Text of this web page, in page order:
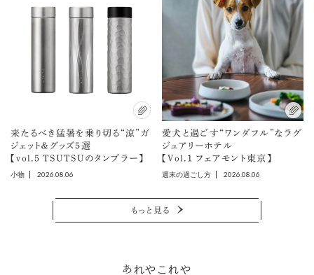
来たるべき猛暑を乗り切る“涼”ガ
ジェット＆グッズ5選
【vol.5 TSUTSUのタンブラー】
小物 2026.08.06
愛犬と過ごす“ワンダフル”なラグ
ジュアリーホテル
【Vol.1 フェアモント東京】
週末の過ごし方 2026.08.06
もっと見る
あれやこれや